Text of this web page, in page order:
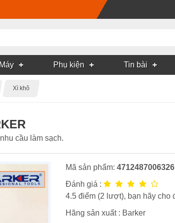
Máy Phụ kiện Tin bài
Xì khô
cầu làm sạch.
Mã sản phẩm:4712487006326
Đánh giá :
4.5 điểm (2 lượt), bạn hãy cho
Hãng sản xuất : Barker